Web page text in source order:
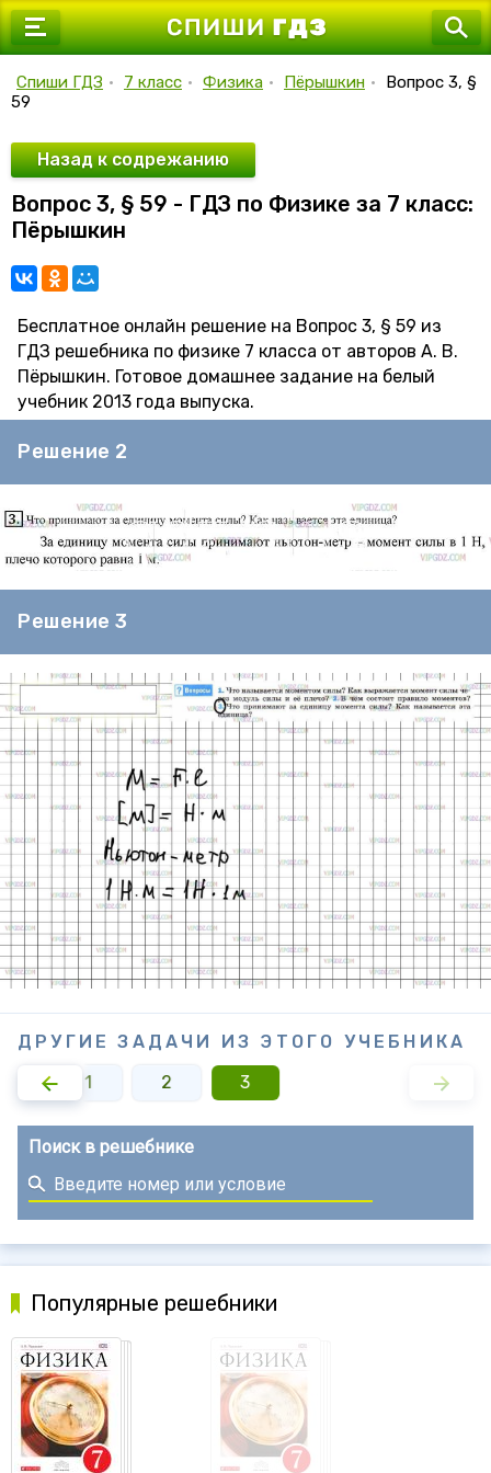
7 класс
9 класс
10 класс
11 класс
Спиши ГДЗ • 7 класс • Физика • Пёрышкин •
Вопрос 3, §
59
Назад к содрежанию
Вопрос 3, § 59 - ГДЗ по Физике за 7 класс:
Пёрышкин
Бесплатное онлайн решение на Вопрос 3, § 59 из
ГДЗ решебника по физике 7 класса от авторов А. В.
Пёрышкин. Готовое домашнее задание на белый
учебник 2013 года выпуска.
Решение 2
Решение 3
ДРУГИЕ ЗАДАЧИ ИЗ ЭТОГО УЧЕБНИКА
1
2 3
Поиск в решебнике
Популярные решебники